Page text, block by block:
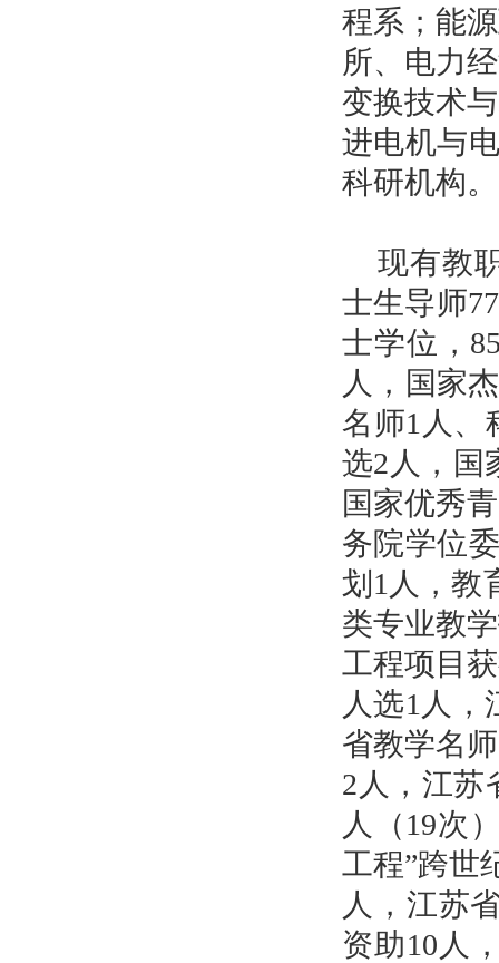
程系；能
所、电力
变换技术
进电机与
科研机构。
现有教
士生导师77
士学位，
人，国家
名师1人、
选2人，国
国家优秀
务院学位
划1人，教
类专业教
工程项目
人选1人
省教学名
2人，江苏
人（19次
工程”跨世
人，江苏
资助10人